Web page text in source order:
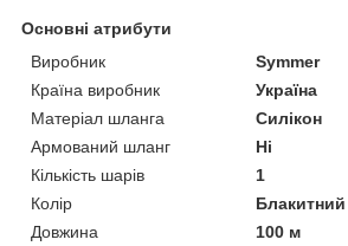
Основні атрибути
Виробник
Symmer
Країна виробник
Україна
Матеріал шланга
Силікон
Армований шланг
Ні
Кількість шарів
1
Колір
Блакитний
Довжина
100 м